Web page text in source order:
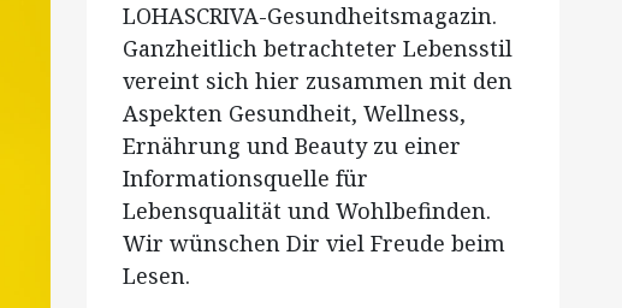
LOHASCRIVA-Gesundheitsmagazin.
Ganzheitlich betrachteter Lebensstil
vereint sich hier zusammen mit den
Aspekten Gesundheit, Wellness,
Ernährung und Beauty zu einer
Informationsquelle für
Lebensqualität und Wohlbefinden.
Wir wünschen Dir viel Freude beim
Lesen.